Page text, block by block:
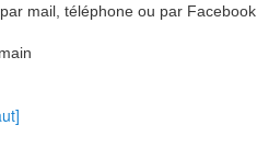
mail, téléphone ou par Facebook.